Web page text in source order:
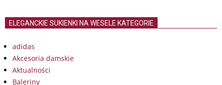
ELEGANCKIE SUKIENKI NA WESELE KATEGORIE
adidas
Akcesoria damskie
Aktualności
Baleriny